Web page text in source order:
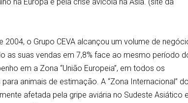
2004, o Grupo CEVA alcançou um volume de
as suas vendas em 7,8% face ao mesmo período
em a Zona “União Europeia”, em todos os
animais de estimação. A “Zona Internacional”
afetada pela gripe aviária no Sudeste Asiático